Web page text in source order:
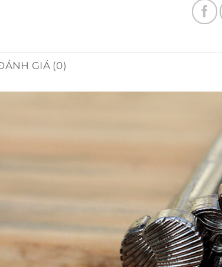
GIÁ (0)